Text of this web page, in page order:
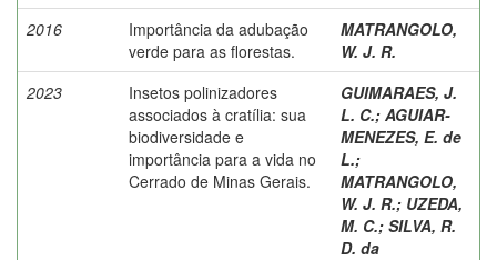
2016
Importância da adubação
verde para as florestas.
MATRANGOLO,
W. J. R.
2023
Insetos polinizadores
associados à cratília: sua
biodiversidade e
importância para a vida no
Cerrado de Minas Gerais.
GUIMARAES, J.
L. C.; AGUIAR-
MENEZES, E. de
L.;
MATRANGOLO,
W. J. R.; UZEDA,
M. C.; SILVA, R.
D. da